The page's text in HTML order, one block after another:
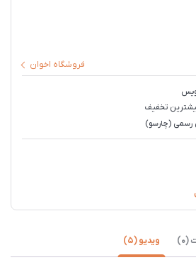
فروشگاه اخوان
تخفیف
رسمی (چارسو)
(0) ویدیو (5)